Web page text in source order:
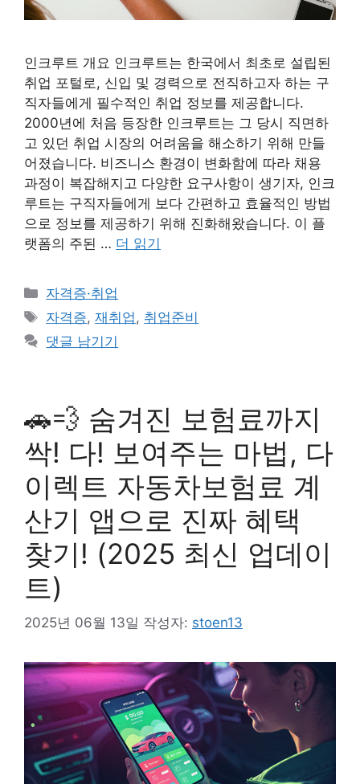
인크루트 개요 인크루트는 한국에서 최초로 설립된
취업 포털로, 신입 및 경력으로 전직하고자 하는 구
직자들에게 필수적인 취업 정보를 제공합니다.
2000년에 처음 등장한 인크루트는 그 당시 직면하
고 있던 취업 시장의 어려움을 해소하기 위해 만들
어졌습니다. 비즈니스 환경이 변화함에 따라 채용
과정이 복잡해지고 다양한 요구사항이 생기자, 인크
루트는 구직자들에게 보다 간편하고 효율적인 방법
으로 정보를 제공하기 위해 진화해왔습니다. 이 플
랫폼의 주된 … 더 읽기
카
테
고
리
자격증·취업
태
그
자격증,재취업 , 취업준비
댓글 남기기
🚗💨 숨겨진 보험료까지
싹! 다! 보여주는 마법, 다
이렉트 자동차보험료 계
산기 앱으로 진짜 혜택
찾기! (2025 최신 업데이
트)
2025년 06월 13일 작성자: stoen13